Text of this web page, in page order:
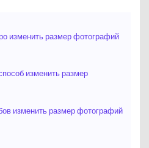
изменить размер фотографий
изменить размер
изменить размер фотографий